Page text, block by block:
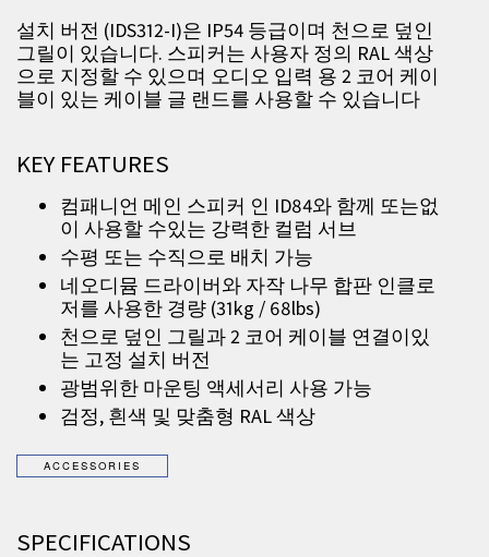
설치 버전 (IDS312-I)은 IP54 등급이며 천으로 덮인
그릴이 있습니다. 스피커는 사용자 정의 RAL 색상
으로 지정할 수 있으며 오디오 입력 용 2 코어 케이
블이 있는 케이블 글 랜드를 사용할 수 있습니다
KEY FEATURES
컴패니언 메인 스피커 인 ID84와 함께 또는없
이 사용할 수있는 강력한 컬럼 서브
수평 또는 수직으로 배치 가능
네오디뮴 드라이버와 자작 나무 합판 인클로
저를 사용한 경량 (31kg / 68lbs)
천으로 덮인 그릴과 2 코어 케이블 연결이있
는 고정 설치 버전
광범위한 마운팅 액세서리 사용 가능
검정, 흰색 및 맞춤형 RAL 색상
SPECIFICATIONS